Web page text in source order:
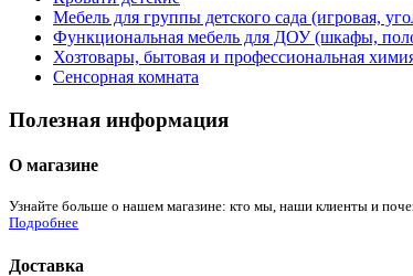
Мебель для группы детского сада (игровая,
Функциональная мебель для ДОУ (шкафы,
Хозтовары, бытовая и профессиональная
Сенсорная комната
Полезная информация
О магазине
Узнайте больше о нашем магазине: кто мы, наши клиенты и
Подробнее
Доставка